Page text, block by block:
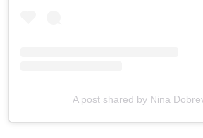
A post shared by Nina